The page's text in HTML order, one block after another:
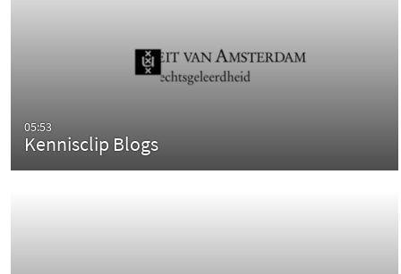
05:53
Kennisclip Blogs